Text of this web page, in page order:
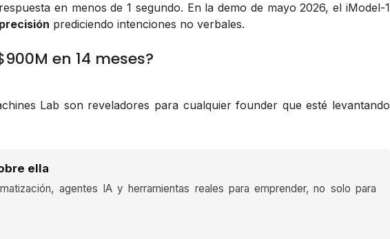
en menos de 1 segundo. En la demo de mayo 2026, el iModel-1
prediciendo intenciones no verbales.
en 14 meses?
Lab son reveladores para cualquier founder que esté levantando
ella
agentes IA y herramientas reales para emprender, no solo para